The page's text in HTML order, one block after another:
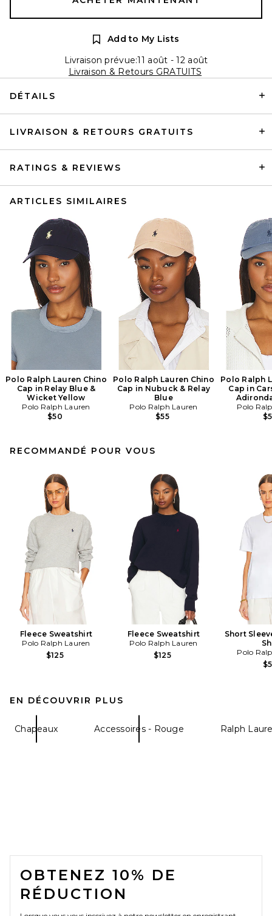
Add to My Lists
Livraison prévue:11 août - 12 août
Livraison & Retours GRATUITS
DÉTAILS
LIVRAISON & RETOURS GRATUITS
RATINGS & REVIEWS
ARTICLES SIMILAIRES
Polo Ralph Lauren Chino
Cap in Relay Blue &
Wicket Yellow
Polo Ralph Lauren
$50
Polo Ralph Lauren Chino
Cap in Nubuck & Relay
Blue
Polo Ralph Lauren
$55
Polo Ralph
Cap in
Polo
RECOMMANDÉ POUR VOUS
Fleece Sweatshirt
Polo Ralph Lauren
$125
Fleece Sweatshirt
Polo Ralph Lauren
$125
Short
Polo
EN DÉCOUVRIR PLUS
Chapeaux Accessoires - Rouge Ralph
FOOTER
OBTENEZ 10% DE
RÉDUCTION